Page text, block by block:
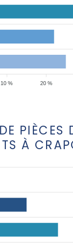
20 %
10 %
PIÈCES
À